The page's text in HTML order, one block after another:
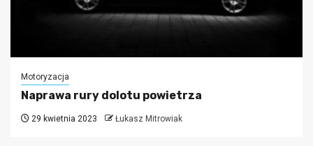
Motoryzacja
Naprawa rury dolotu powietrza
29 kwietnia 2023 Łukasz Mitrowiak